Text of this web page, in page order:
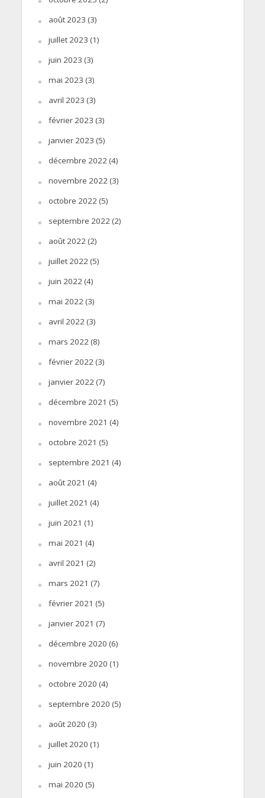
août 2023 (3)
juillet 2023 (1)
juin 2023 (3)
mai 2023 (3)
avril 2023 (3)
février 2023 (3)
janvier 2023 (5)
décembre 2022(4)
novembre 2022(3)
octobre 2022(5)
septembre 2022(2)
août 2022(2)
juillet 2022(5)
juin 2022(4)
mai 2022(3)
avril 2022(3)
mars 2022(8)
février 2022(3)
janvier 2022(7)
décembre 2021 (5)
novembre 2021 (4)
octobre 2021 (5)
septembre 2021 (4)
août 2021 (4)
juillet 2021 (4)
juin 2021 (1)
mai 2021 (4)
avril 2021 (2)
mars 2021 (7)
février 2021 (5)
janvier 2021 (7)
décembre 2020 (6)
novembre 2020 (1)
octobre 2020 (4)
septembre 2020 (5)
août 2020 (3)
juillet 2020 (1)
juin 2020 (1)
mai 2020 (5)